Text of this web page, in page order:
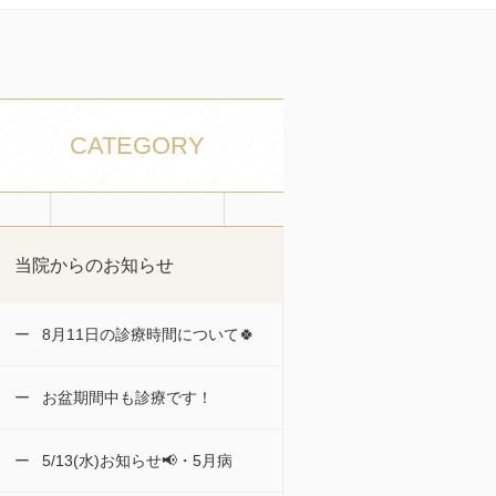
CATEGORY
当院からのお知らせ
8月11日の診療時間について🍀
お盆期間中も診療です！
5/13(水)お知らせ📢・5月病